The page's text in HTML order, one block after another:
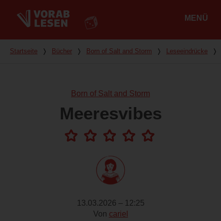
MENÜ
Du bist hier
Startseite ❭ Bücher ❭ Born of Salt and Storm ❭ Leseeindrücke ❭
Born of Salt and Storm
Meeresvibes
13.03.2026 – 12:25
Von cariel